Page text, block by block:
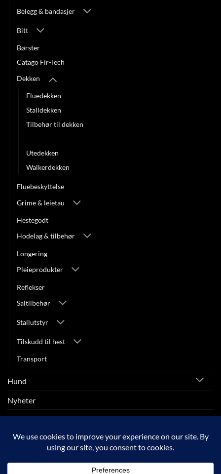
Belegg & bandasjer
Bitt
Børster
Catago Fir-Tech
Dekken
Fluedekken
Stalldekken
Tilbehør til dekken
Utedekken
Walkerdekken
Fluebeskyttelse
Grime & leietau
Hestegodt
Hodelag & tilbehør
Longering
Pleieprodukter
Reflekser
Saltilbehør
Stallutstyr
Tilskudd til hest
Transport
Hund
Nyheter
Rytter
SALG